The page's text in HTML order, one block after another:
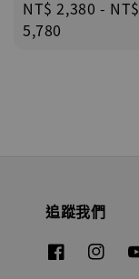
Regular
price
NT$ 2,380 - NT$
5,780
追蹤我們